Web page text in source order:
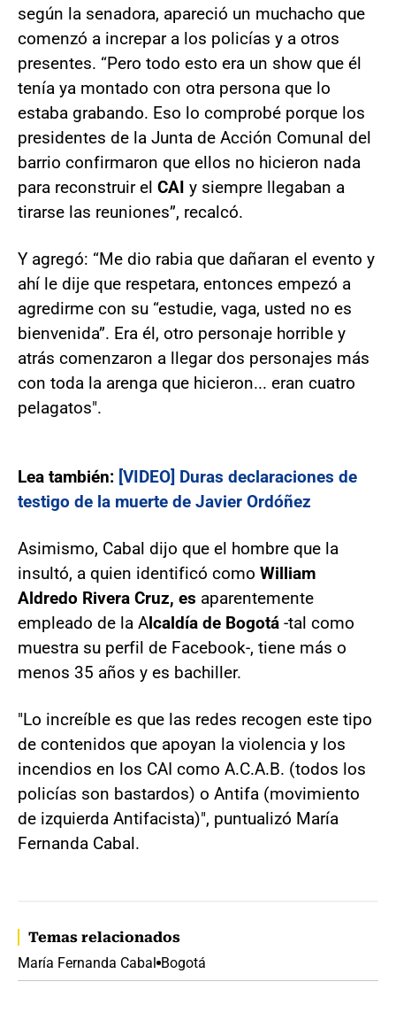
según la senadora, apareció un muchacho que
comenzó a increpar a los policías y a otros
presentes. “Pero todo esto era un show que él
tenía ya montado con otra persona que lo
estaba grabando. Eso lo comprobé porque los
presidentes de la Junta de Acción Comunal del
barrio confirmaron que ellos no hicieron nada
para reconstruir el CAI y siempre llegaban a
tirarse las reuniones”, recalcó.
Y agregó: “Me dio rabia que dañaran el evento y
ahí le dije que respetara, entonces empezó a
agredirme con su “estudie, vaga, usted no es
bienvenida”. Era él, otro personaje horrible y
atrás comenzaron a llegar dos personajes más
con toda la arenga que hicieron... eran cuatro
pelagatos".
Lea también: [VIDEO] Duras declaraciones de
testigo de la muerte de Javier Ordóñez
Asimismo, Cabal dijo que el hombre que la
insultó, a quien identificó como William
Aldredo Rivera Cruz, es aparentemente
empleado de la Alcaldía de Bogotá -tal como
muestra su perfil de Facebook-, tiene más o
menos 35 años y es bachiller.
"Lo increíble es que las redes recogen este tipo
de contenidos que apoyan la violencia y los
incendios en los CAI como A.C.A.B. (todos los
policías son bastardos) o Antifa (movimiento
de izquierda Antifacista)", puntualizó María
Fernanda Cabal.
Temas relacionados
María Fernanda Cabal Bogotá